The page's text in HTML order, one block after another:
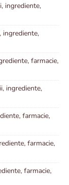
ingrediente,
ingrediente,
farmacie,
ingrediente,
farmacie,
farmacie,
farmacie,